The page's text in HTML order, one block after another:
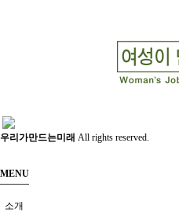
우리가만드는미래 All rights reserved.
MENU
소개